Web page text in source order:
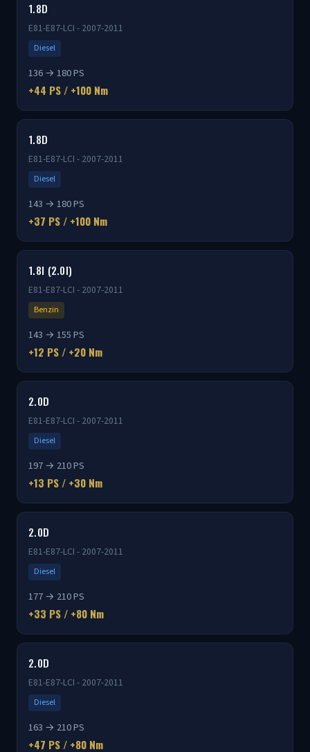
1.8D
E81-E87-LCI - 2007-2011
Diesel
136 → 180 PS
+44 PS / +100 Nm
1.8D
E81-E87-LCI - 2007-2011
Diesel
143 → 180 PS
+37 PS / +100 Nm
1.8I (2.0I)
E81-E87-LCI - 2007-2011
Benzin
143 → 155 PS
+12 PS / +20 Nm
2.0D
E81-E87-LCI - 2007-2011
Diesel
197 → 210 PS
+13 PS / +30 Nm
2.0D
E81-E87-LCI - 2007-2011
Diesel
177 → 210 PS
+33 PS / +80 Nm
2.0D
E81-E87-LCI - 2007-2011
Diesel
163 → 210 PS
+47 PS / +80 Nm